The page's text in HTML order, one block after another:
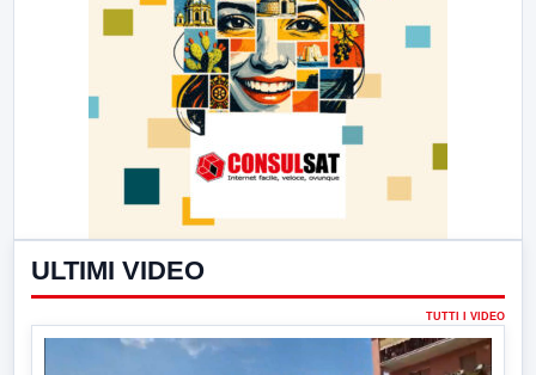
ULTIMI VIDEO
TUTTI I VIDEO